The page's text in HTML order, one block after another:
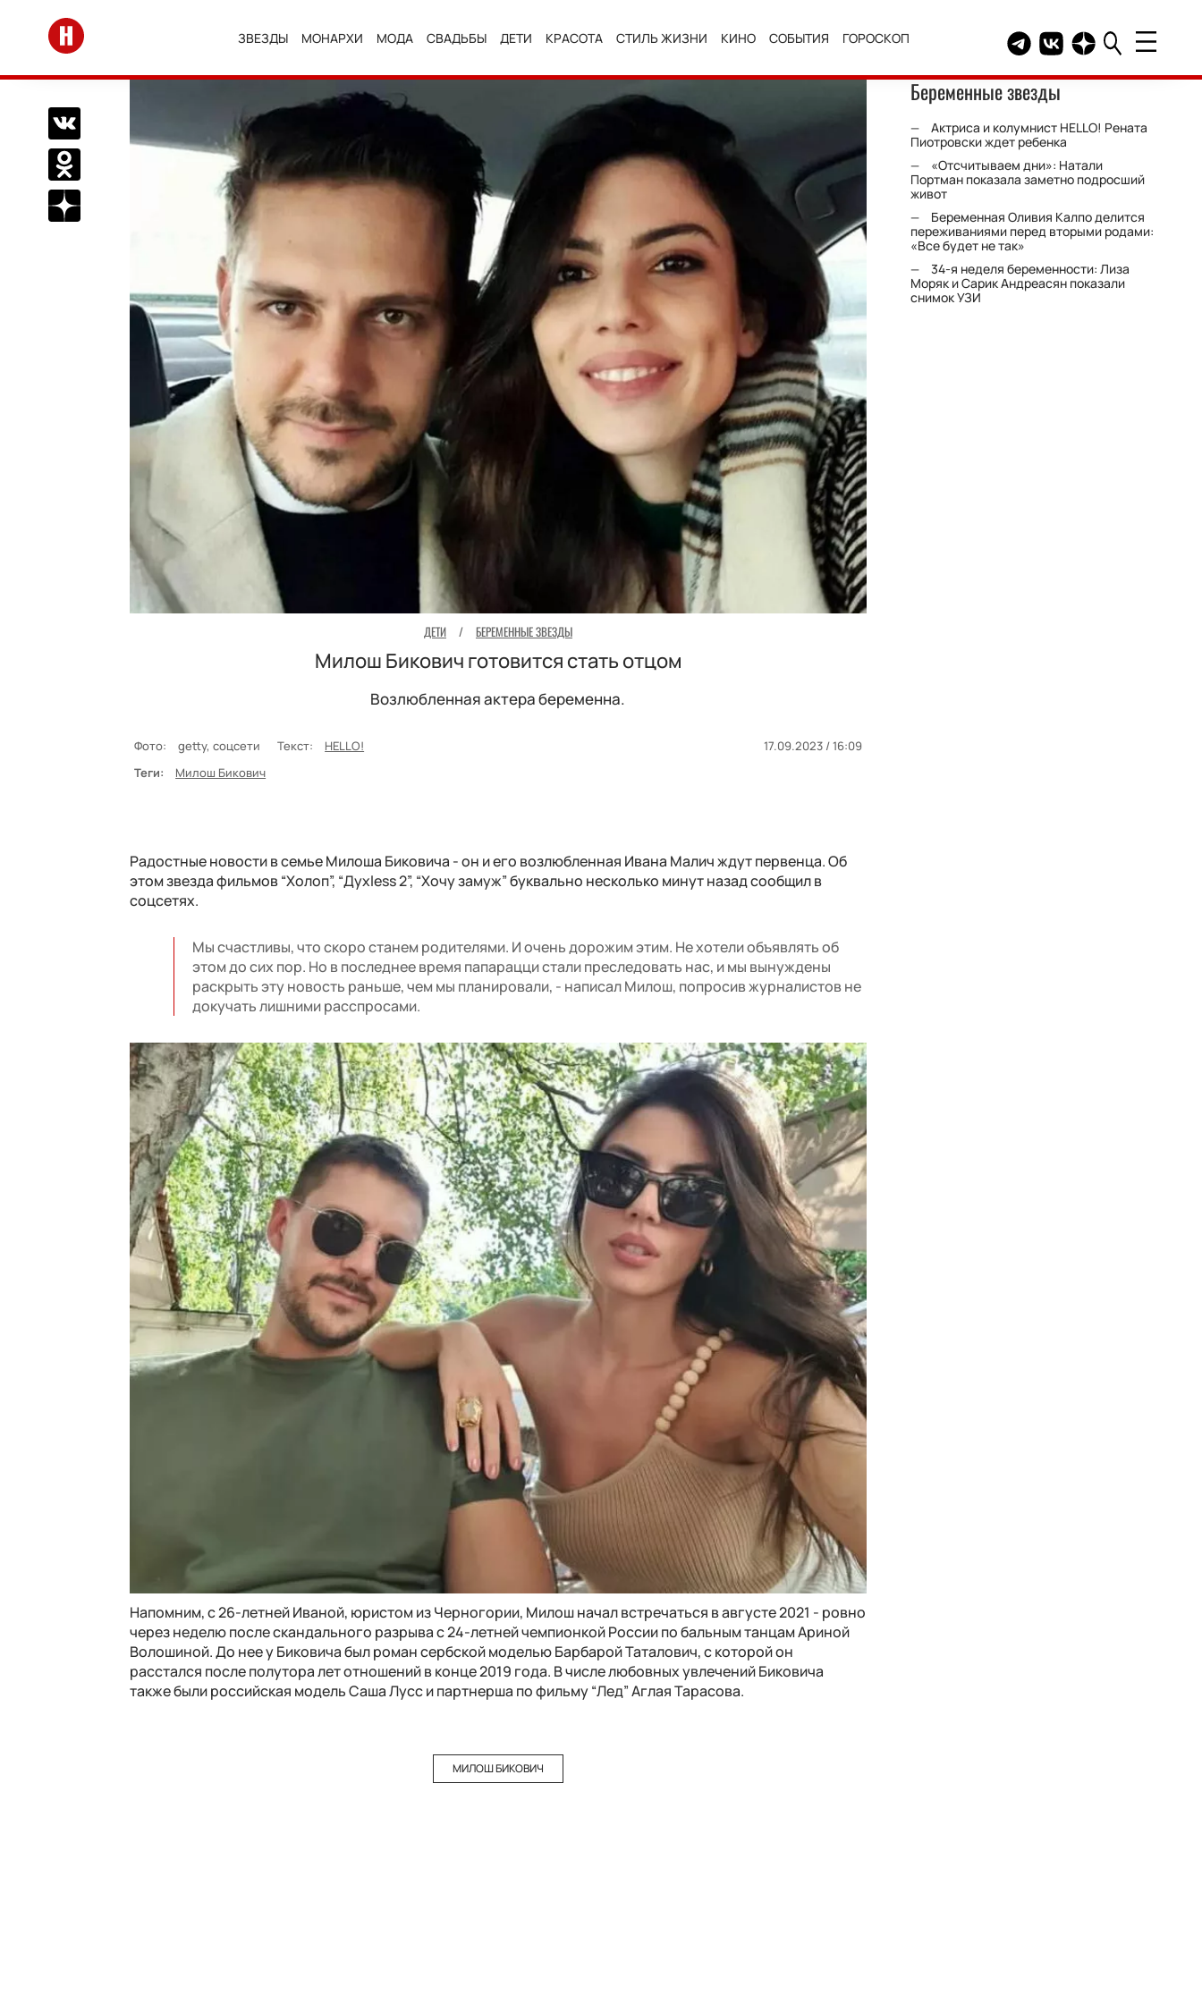
Перейти на главную
ЗВЕЗДЫ МОНАРХИ МОДА СВАДЬБЫ ДЕТИ КРАСОТА СТИЛЬ ЖИЗНИ КИНО СОБЫТИЯ ГОРОСКОП Telegram канал HELLO
Группа HELLO
Канал HELLO в
Поделиться Вконтакте
Поделиться в Одноклассниках
Подписаться на нас в Дзен
ДЕТИ / БЕРЕМЕННЫЕ ЗВЕЗДЫ
Милош Бикович готовится стать отцом
Возлюбленная актера беременна.
Фото: getty, соцсети Текст: HELLO!
17.09.2023 / 16:09
Теги:
Милош Бикович
Радостные новости в семье Милоша Биковича - он и его возлюбленная Ивана Малич ждут первенца. Об
этом звезда фильмов “Холоп”, “Духless 2”, “Хочу замуж”буквально несколько минут назад сообщил в
соцсетях.
Мы счастливы, что скоро станем родителями. И очень дорожим этим. Не хотели объявлять об
этом до сих пор. Но в последнее время папарацци стали преследовать нас, и мы вынуждены
раскрыть эту новость раньше, чем мы планировали, - написал Милош, попросив журналистов не
докучать лишними расспросами.
Напомним, с 26-летней Иваной, юристом из Черногории, Милош начал встречаться в августе 2021 - ровно
через неделю после скандального разрыва с 24-летней чемпионкой России по бальным танцам Ариной
Волошиной. До нее у Биковича был роман сербской моделью Барбарой Таталович, с которой он
расстался после полутора лет отношений в конце 2019 года. В числе любовных увлечений Биковича
также были российская модель Саша Лусс и партнерша по фильму “Лед” Аглая Тарасова.
МИЛОШ БИКОВИЧ
Беременные звезды
Актриса и колумнист HELLO! Рената
Пиотровски ждет ребенка
«Отсчитываем дни»: Натали
Портман показала заметно подросший
живот
Беременная Оливия Калпо делится
переживаниями перед вторыми родами:
«Все будет не так»
34-я неделя беременности: Лиза
Моряк и Сарик Андреасян показали
снимок УЗИ